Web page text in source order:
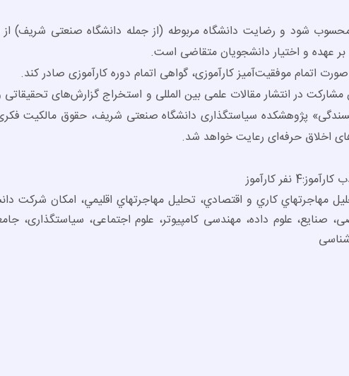
محسوب شود و رضایت دانشگاه مربوطه (از جمله دانشگاه صنعتی شریف)
عهده و اختیار دانشجویان متقاضی است.
اتمام موفقیت‌­آمیز کارآموزی، گواهی اتمام دوره کارآموزی صادر کند.
در انتشار مقالات علمی بین المللی و استخراج گزارش‌های
پژوهشکده سیاستگذاری دانشگاه صنعتی شریف، حقوق مالکیت
اخلاق حرفه‌ای رعایت خواهد شد.
کارآموز
مهاجرت­هاي كاري و اقتصادي، تحليل مهاجرت­هاي اقليمي، امکان شرکت
صنایع، علوم داده، مهندسی کامپیوتر، علوم اجتماعی، سیاستگذاری،